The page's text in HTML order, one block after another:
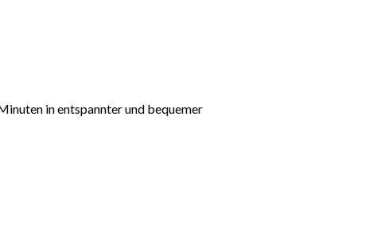
in entspannter und bequemer